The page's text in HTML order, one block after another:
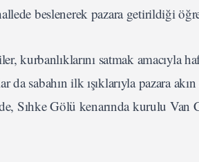
beslenerek pazara getirildiği
kurbanlıklarını satmak amacıyla
da sabahın ilk ışıklarıyla pazara
Sıhke Gölü kenarında kurulu